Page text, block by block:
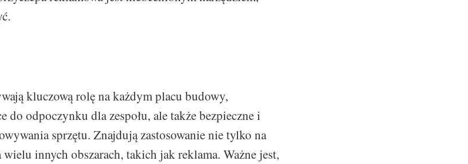
kluczową rolę na każdym placu budowy,
do odpoczynku dla zespołu, ale także bezpieczne i
sprzętu. Znajdują zastosowanie nie tylko na
innych obszarach, takich jak reklama. Ważne jest,